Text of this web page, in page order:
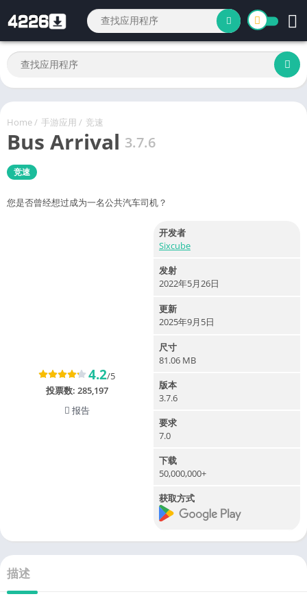
Home/ 手游应用 / 竞速
Bus Arrival 3.7.6
竞速
您是否曾经想过成为一名公共汽车司机？
4.2/5
投票数: 285,197
报告
开发者
Sixcube
发射
2022年5月26日
更新
2025年9月5日
尺寸
81.06 MB
版本
3.7.6
要求
7.0
下载
50,000,000+
获取方式
描述